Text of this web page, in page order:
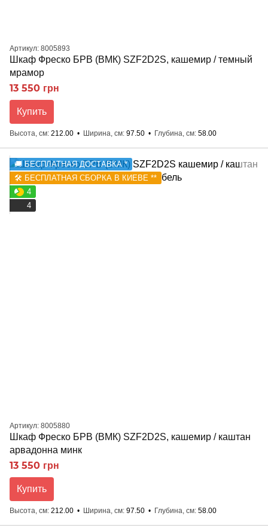
Артикул: 8005893
Шкаф Фреско БРВ (ВМК) SZF2D2S, кашемир / темный
мрамор
13 550 грн
Купить
Высота, см 212.00 Ширина, см 97.50 Глубина, см 58.00
🚚 БЕСПЛАТНАЯ ДОСТАВКА *
🛠️ БЕСПЛАТНАЯ СБОРКА В КИЕВЕ **
4
4
Артикул: 8005880
Шкаф Фреско БРВ (ВМК) SZF2D2S, кашемир / каштан
арвадонна минк
13 550 грн
Купить
Высота, см 212.00 Ширина, см 97.50 Глубина, см 58.00